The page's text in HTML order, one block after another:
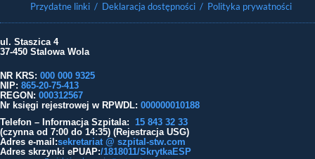
Przydatne linki / Deklaracja dostępności / Polityka prywatności
ul. Staszica 4
37-450 Stalowa Wola
NR KRS: 000 000 9325
NIP: 865-20-75-413
REGON: 000312567
Nr księgi rejestrowej w RPWDL: 000000010188
Telefon – Informacja Szpitala: 15 843 32 33
(czynna od 7:00 do 14:35) (Rejestracja USG)
Adres e-mail:sekretariat @ szpital-stw.com
Adres skrzynki ePUAP:/1818011/SkrytkaESP